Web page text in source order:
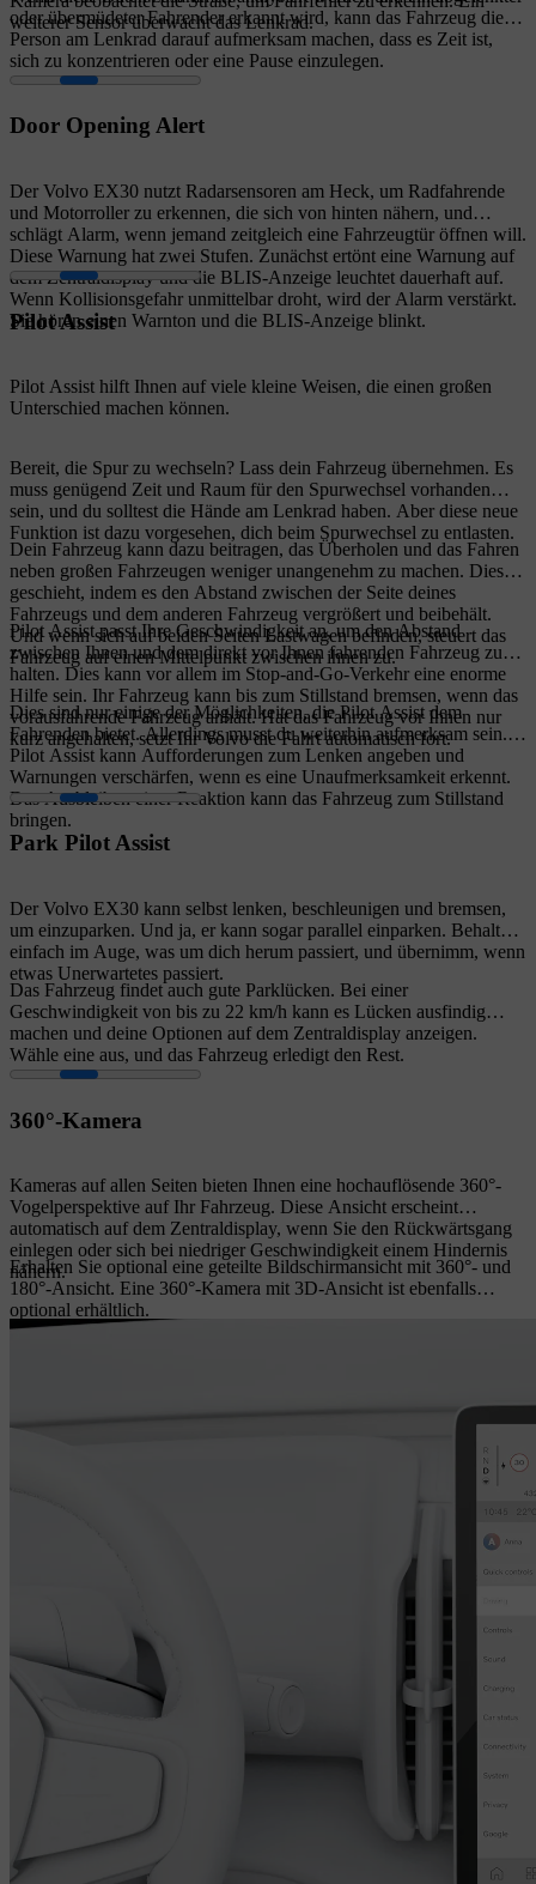
weiterer Sensor überwacht das Lenkrad.
oder übermüdeter Fahrender erkannt wird, kann das Fahrzeug die
Person am Lenkrad darauf aufmerksam machen, dass es Zeit ist,
sich zu konzentrieren oder eine Pause einzulegen.
Door Opening Alert
Der Volvo EX30 nutzt Radarsensoren am Heck, um Radfahrende
und Motorroller zu erkennen, die sich von hinten nähern, und
schlägt Alarm, wenn jemand zeitgleich eine Fahrzeugtür öffnen will.
Diese Warnung hat zwei Stufen. Zunächst ertönt eine Warnung auf
dem Zentraldisplay und die BLIS-Anzeige leuchtet dauerhaft auf.
Wenn Kollisionsgefahr unmittelbar droht, wird der Alarm verstärkt.
Sie hören einen Warnton und die BLIS-Anzeige blinkt.
Pilot Assist
Pilot Assist hilft Ihnen auf viele kleine Weisen, die einen großen
Unterschied machen können.
Bereit, die Spur zu wechseln? Lass dein Fahrzeug übernehmen. Es
muss genügend Zeit und Raum für den Spurwechsel vorhanden
sein, und du solltest die Hände am Lenkrad haben. Aber diese neue
Funktion ist dazu vorgesehen, dich beim Spurwechsel zu entlasten.
Dein Fahrzeug kann dazu beitragen, das Überholen und das Fahren
neben großen Fahrzeugen weniger unangenehm zu machen. Dies
geschieht, indem es den Abstand zwischen der Seite deines
Fahrzeugs und dem anderen Fahrzeug vergrößert und beibehält.
Und wenn sich auf beiden Seiten Lastwagen befinden, steuert das
Fahrzeug auf einen Mittelpunkt zwischen ihnen zu.
Pilot Assist passt Ihre Geschwindigkeit an, um den Abstand
zwischen Ihnen und dem direkt vor Ihnen fahrenden Fahrzeug zu
halten. Dies kann vor allem im Stop-and-Go-Verkehr eine enorme
Hilfe sein. Ihr Fahrzeug kann bis zum Stillstand bremsen, wenn das
vorausfahrende Fahrzeug anhält. Hat das Fahrzeug vor Ihnen nur
kurz angehalten, setzt Ihr Volvo die Fahrt automatisch fort.
Dies sind nur einige der Möglichkeiten, die Pilot Assist dem
Fahrenden bietet. Allerdings musst du weiterhin aufmerksam sein.
Pilot Assist kann Aufforderungen zum Lenken angeben und
Warnungen verschärfen, wenn es eine Unaufmerksamkeit erkennt.
Das Ausbleiben einer Reaktion kann das Fahrzeug zum Stillstand
bringen.
Park Pilot Assist
Der Volvo EX30 kann selbst lenken, beschleunigen und bremsen,
um einzuparken. Und ja, er kann sogar parallel einparken. Behalte
einfach im Auge, was um dich herum passiert, und übernimm, wenn
etwas Unerwartetes passiert.
Das Fahrzeug findet auch gute Parklücken. Bei einer
Geschwindigkeit von bis zu 22 km/h kann es Lücken ausfindig
machen und deine Optionen auf dem Zentraldisplay anzeigen.
Wähle eine aus, und das Fahrzeug erledigt den Rest.
360°-Kamera
Kameras auf allen Seiten bieten Ihnen eine hochauflösende 360°-
Vogelperspektive auf Ihr Fahrzeug. Diese Ansicht erscheint
automatisch auf dem Zentraldisplay, wenn Sie den Rückwärtsgang
einlegen oder sich bei niedriger Geschwindigkeit einem Hindernis
nähern.
Erhalten Sie optional eine geteilte Bildschirmansicht mit 360°- und
180°-Ansicht. Eine 360°-Kamera mit 3D-Ansicht ist ebenfalls
optional erhältlich.